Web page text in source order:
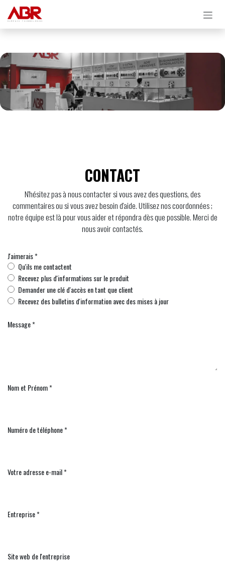
Se rendre au contenu
CONTACT
N'hésitez pas à nous contacter si vous avez des questions, des
commentaires ou si vous avez besoin d'aide. Utilisez nos coordonnées ;
notre équipe est là pour vous aider et répondra dès que possible. Merci de
nous avoir contactés.
J'aimerais *
Qu'ils me contactent
Recevez plus d'informations sur le produit
Demander une clé d'accès en tant que client
Recevez des bulletins d'information avec des mises à jour
Message *
Nom et Prénom *
Numéro de téléphone *
Votre adresse e-mail *
Entreprise *
Site web de l'entreprise